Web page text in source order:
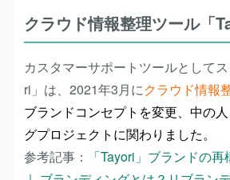
クラウド情報整理ツール「
カスタマーサポートツールとして
ri」は、2021年3月にクラウド情報
ブランドコンセプトを変更、中の
グプロジェクトに関わりました。
参考記事：
「Tayori」ブランドの